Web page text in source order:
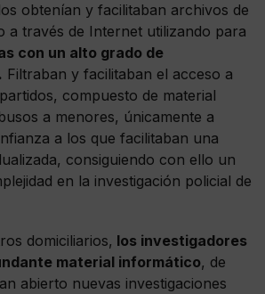
obtenían y facilitaban archivos de
a través de Internet utilizando para
con un alto grado de
Filtraban y facilitaban el acceso a
compuesto de material
a menores, únicamente a
a los que facilitaban una
consiguiendo con ello un
en la investigación policial de
domiciliarios, los investigadores
material informático, de
abierto nuevas investigaciones